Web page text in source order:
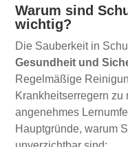
Warum sind
wichtig?
Die Sauberkeit in
Gesundheit und
Regelmäßige
Krankheitserregern zu
angenehmes
Hauptgründe, warum